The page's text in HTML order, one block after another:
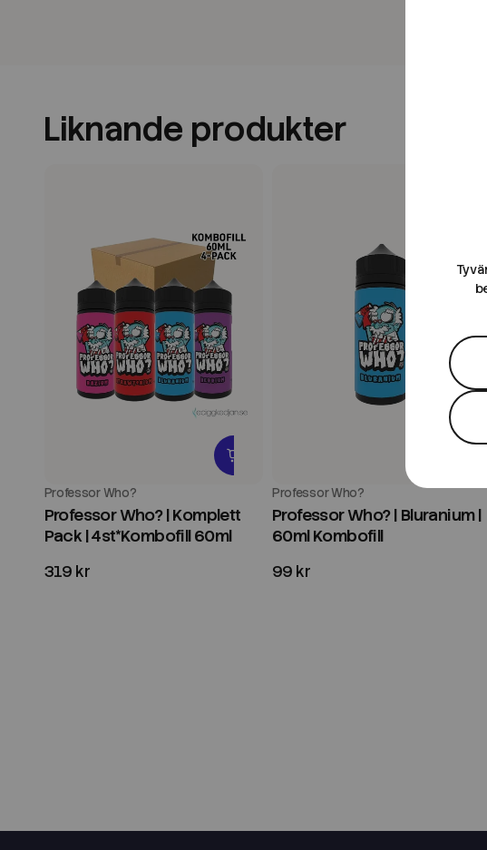
Liknande produkter
Professor Who?
Professor Who? | Komplett
Pack | 4st*Kombofill 60ml
319 kr
Professor Who?
Professor Who? | Bluranium |
60ml Kombofill
99 kr